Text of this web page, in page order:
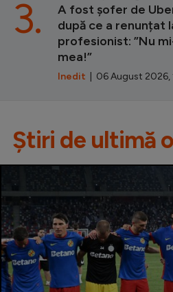
A fost șofer de
după ce a renunțat
profesionist: ”Nu
mea!”
Inedit | 06 August 2026,
3.
Știri de ultimă